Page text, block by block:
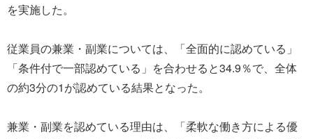
を実施した。
従業員の兼業・副業については、「全面的に認めている」
「条件付で一部認めている」を合わせると34.9％で、全体
の約3分の1が認めている結果となった。
兼業・副業を認めている理由は、「柔軟な働き方による優